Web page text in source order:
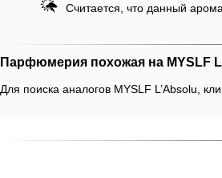
Считается, что данный
Парфюмерия похожая на MYSLF
Для поиска аналогов MYSLF L’Absolu,